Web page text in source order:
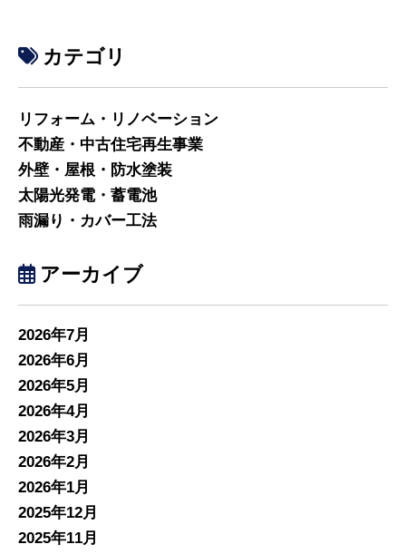
カテゴリ
リフォーム・リノベーション
不動産・中古住宅再生事業
外壁・屋根・防水塗装
太陽光発電・蓄電池
雨漏り・カバー工法
アーカイブ
2026年7月
2026年6月
2026年5月
2026年4月
2026年3月
2026年2月
2026年1月
2025年12月
2025年11月